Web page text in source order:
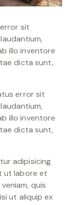
sit
illo inventore
dicta sunt,
error sit
illo inventore
dicta sunt,
adipisicing
ut labore et
quis
ut aliquip ex